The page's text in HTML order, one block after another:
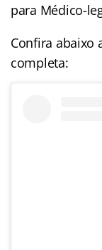
para Médico-
Confira abaixo
completa: